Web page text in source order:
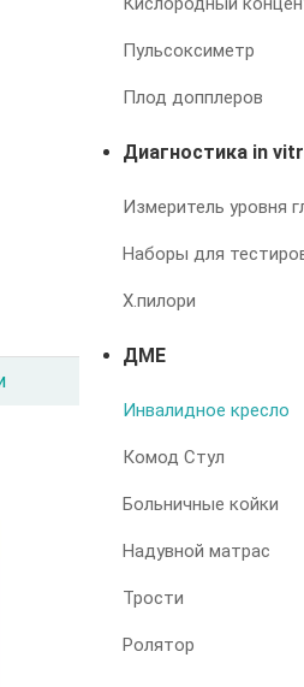
Пульсоксиметр
Плод допплеров
Диагностика in
Наборы для
Х.пилори
ДМЕ
Инвалидное кресло
Комод Стул
Больничные койки
Надувной матрас
Трости
Ролятор